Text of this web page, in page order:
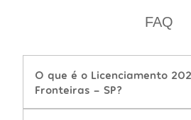
FAQ
O que é o Licenciamento
Fronteiras - SP?